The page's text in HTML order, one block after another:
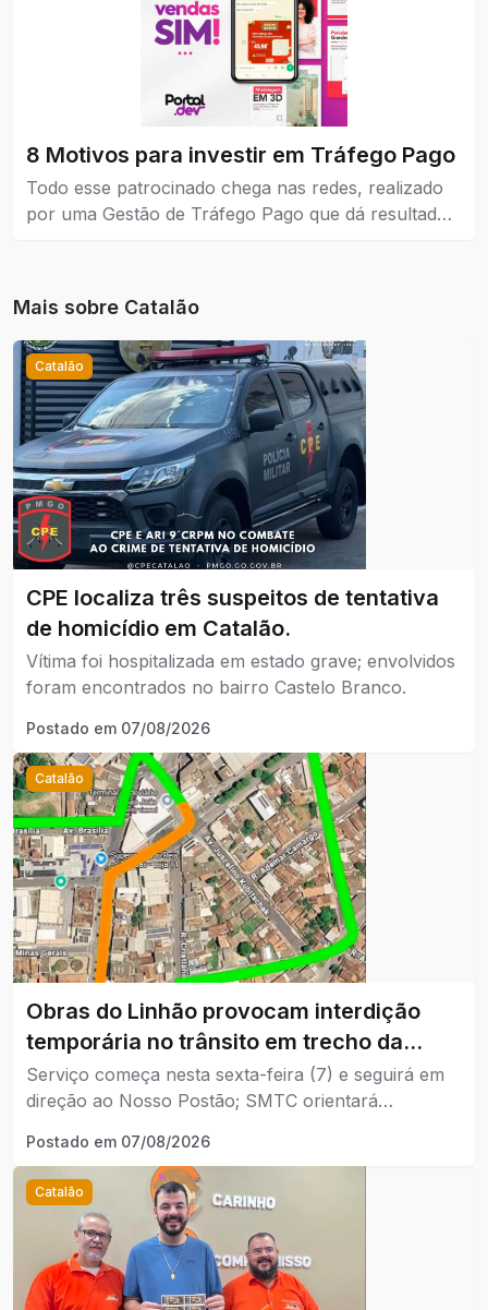
8 Motivos para investir em Tráfego Pago
Todo esse patrocinado chega nas redes, realizado
por uma Gestão de Tráfego Pago que dá resultados
Mais sobre Catalão
Catalão
CPE localiza três suspeitos de tentativa
de homicídio em Catalão.
Vítima foi hospitalizada em estado grave; envolvidos
foram encontrados no bairro Castelo Branco.
Postado em 07/08/2026
Catalão
Obras do Linhão provocam interdição
temporária no trânsito em trecho da
Avenida Lamartine.
Serviço começa nesta sexta-feira (7) e seguirá em
direção ao Nosso Postão; SMTC orientará
Postado em 07/08/2026
Catalão